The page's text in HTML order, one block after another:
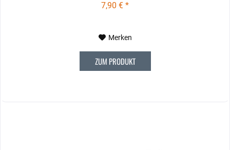
7,90 € *
Merken
ZUM PRODUKT